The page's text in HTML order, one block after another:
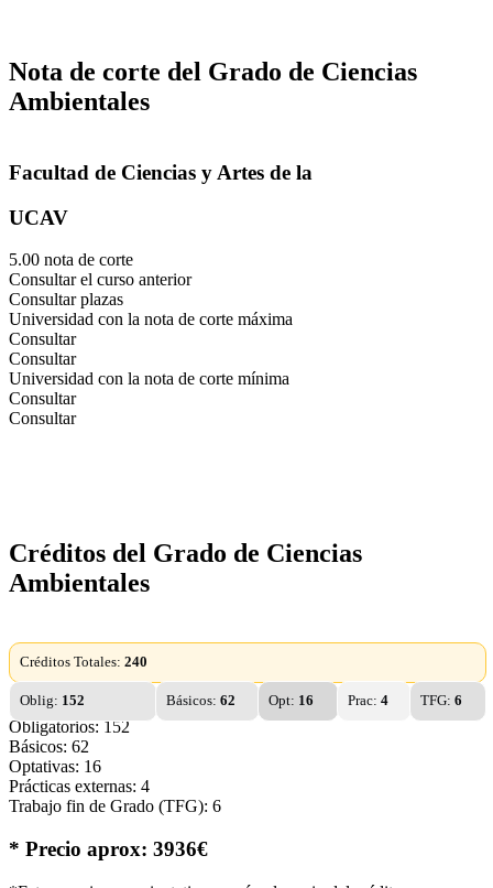
Nota de corte del Grado de Ciencias
Ambientales
Facultad de Ciencias y Artes de la
UCAV
5.00 nota de corte
Consultar el curso anterior
Consultar plazas
Universidad con la nota de corte máxima
Consultar
Consultar
Universidad con la nota de corte mínima
Consultar
Consultar
Créditos del Grado de Ciencias
Ambientales
Créditos Totales: 240
Oblig: 152 Básicos:62 Opt: 16 Prac: 4 TFG:6
Obligatorios: 152
Básicos: 62
Optativas: 16
Prácticas externas: 4
Trabajo fin de Grado (TFG): 6
* Precio aprox: 3936€